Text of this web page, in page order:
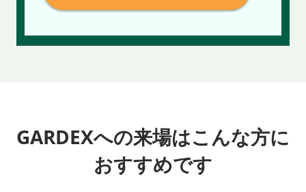
GARDEXへの来場はこんな方に
おすすめです